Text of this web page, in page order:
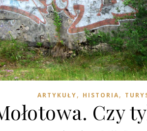
ARTYKUŁY, HISTORIA,
Czy